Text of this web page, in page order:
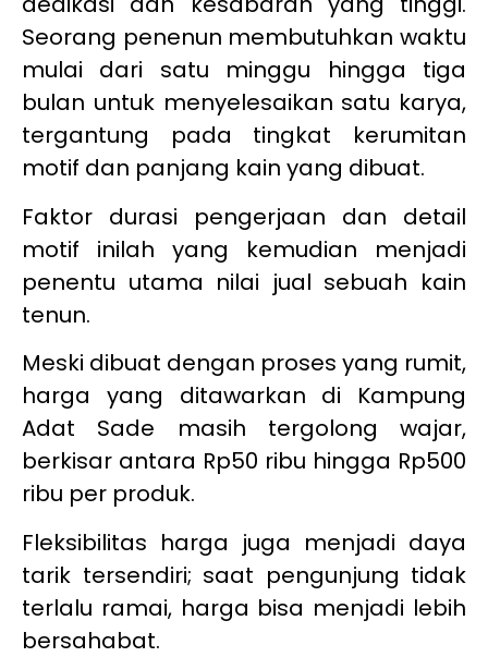
Seorang penenun membutuhkan waktu
mulai dari satu minggu hingga tiga
bulan untuk menyelesaikan satu karya,
tergantung pada tingkat kerumitan
motif dan panjang kain yang dibuat.
Faktor durasi pengerjaan dan detail
motif inilah yang kemudian menjadi
penentu utama nilai jual sebuah kain
tenun.
Meski dibuat dengan proses yang rumit,
harga yang ditawarkan di Kampung
Adat Sade masih tergolong wajar,
berkisar antara Rp50 ribu hingga Rp500
ribu per produk.
Fleksibilitas harga juga menjadi daya
tarik tersendiri; saat pengunjung tidak
terlalu ramai, harga bisa menjadi lebih
bersahabat.